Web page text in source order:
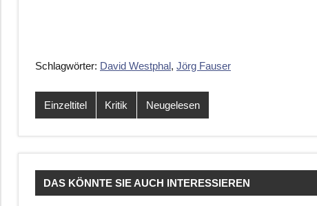
Schlagwörter: David Westphal, Jörg Fauser
Einzeltitel Kritik Neugelesen
DAS KÖNNTE SIE AUCH INTERESSIEREN